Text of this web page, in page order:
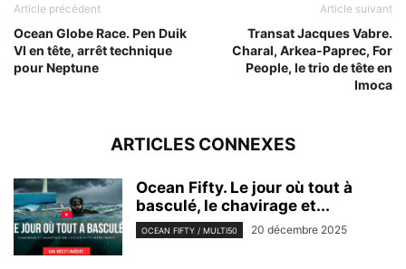
Article précédent
Ocean Globe Race. Pen Duik
VI en tête, arrêt technique
pour Neptune
Article suivant
Transat Jacques Vabre.
Charal, Arkea-Paprec, For
People, le trio de tête en
Imoca
ARTICLES CONNEXES
Ocean Fifty. Le jour où tout à
basculé, le chavirage et...
OCEAN FIFTY / MULTI50 20 décembre 2025